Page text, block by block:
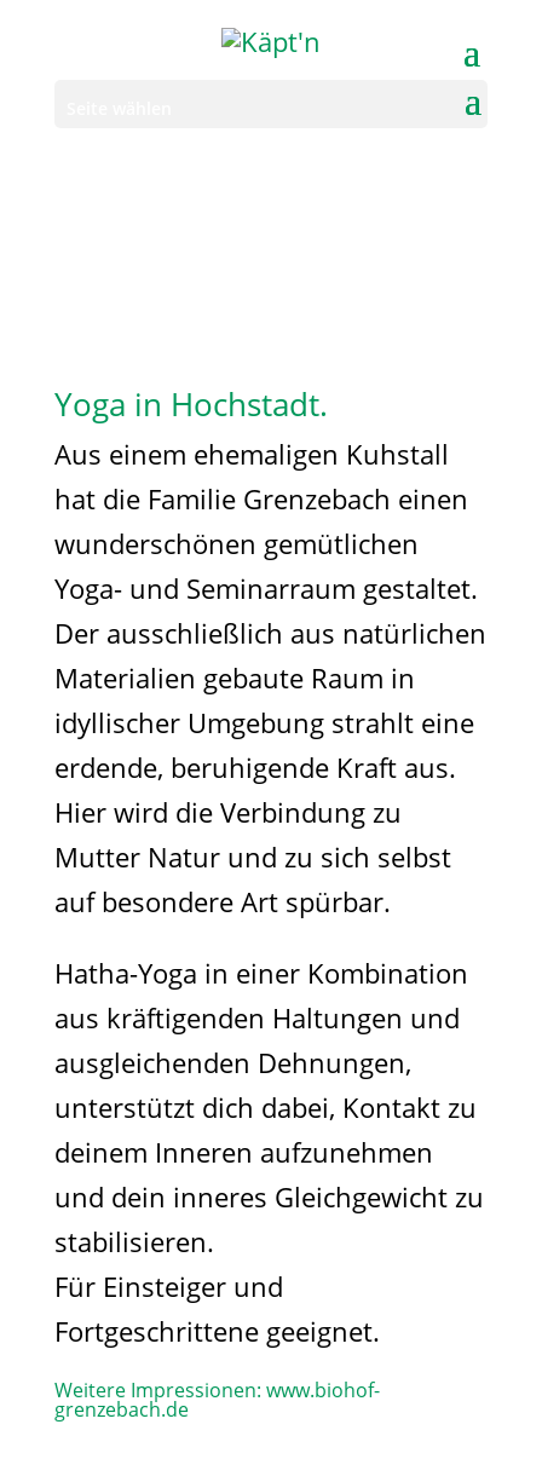
Yoga in Hochstadt.
Aus einem ehemaligen Kuhstall
hat die Familie Grenzebach einen
wunderschönen gemütlichen
Yoga- und Seminarraum gestaltet.
Der ausschließlich aus natürlichen
Materialien gebaute Raum in
idyllischer Umgebung strahlt eine
erdende, beruhigende Kraft aus.
Hier wird die Verbindung zu
Mutter Natur und zu sich selbst
auf besondere Art spürbar.
Hatha-Yoga in einer Kombination
aus kräftigenden Haltungen und
ausgleichenden Dehnungen,
unterstützt dich dabei, Kontakt zu
deinem Inneren aufzunehmen
und dein inneres Gleichgewicht zu
stabilisieren.
Für Einsteiger und
Fortgeschrittene geeignet.
Weitere Impressionen: www.biohof-
grenzebach.de